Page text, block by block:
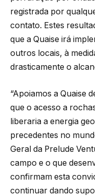
registrada por
contato. Estes
que a Quaise irá
outros locais, à
drasticamente o
“Apoiamos a Quaise
que o acesso a
liberaria a energia
precedentes no
Geral da Prelude
campo e o que
confirmam esta
continuar dando